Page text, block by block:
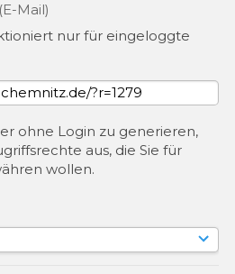
Mail)
nur für eingeloggte
ohne Login zu generieren,
aus, die Sie für
wollen.